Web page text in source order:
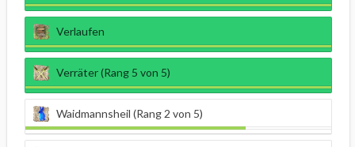
Verlaufen
Verräter (Rang 5 von 5)
Waidmannsheil (Rang 2 von 5)